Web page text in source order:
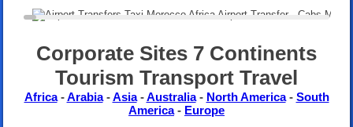
Corporate Sites 7 Continents
Tourism Transport Travel
Africa-Arabia-Asia-Australia- North America- South
America- Europe